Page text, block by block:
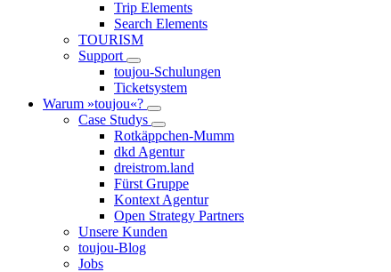
Trip Elements
Search Elements
TOURISM
Support
toujou-Schulungen
Ticketsystem
Warum »toujou«?
Case Studys
Rotkäppchen-Mumm
dkd Agentur
dreistrom.land
Fürst Gruppe
Kontext Agentur
Open Strategy Partners
Unsere Kunden
toujou-Blog
Jobs